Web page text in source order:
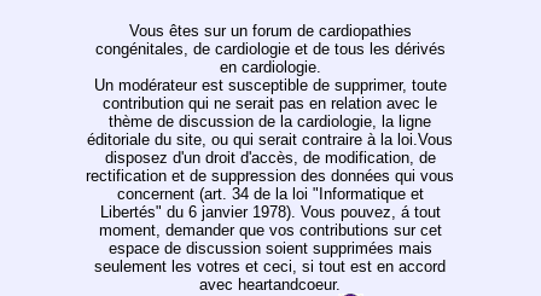
Vous êtes sur un forum de cardiopathies
congénitales, de cardiologie et de tous les dérivés
en cardiologie.
Un modérateur est susceptible de supprimer, toute
contribution qui ne serait pas en relation avec le
thème de discussion de la cardiologie, la ligne
éditoriale du site, ou qui serait contraire à la loi.Vous
disposez d'un droit d'accès, de modification, de
rectification et de suppression des données qui vous
concernent (art. 34 de la loi "Informatique et
Libertés" du 6 janvier 1978). Vous pouvez, á tout
moment, demander que vos contributions sur cet
espace de discussion soient supprimées mais
seulement les votres et ceci, si tout est en accord
avec heartandcoeur.